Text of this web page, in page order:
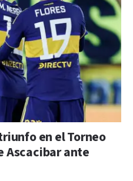
en el Torneo
Ascacibar ante